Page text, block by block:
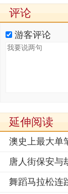
评论
游客评论
延伸阅读
澳史上最大
唐人街保安与
属捐赠1
舞蹈马拉松连